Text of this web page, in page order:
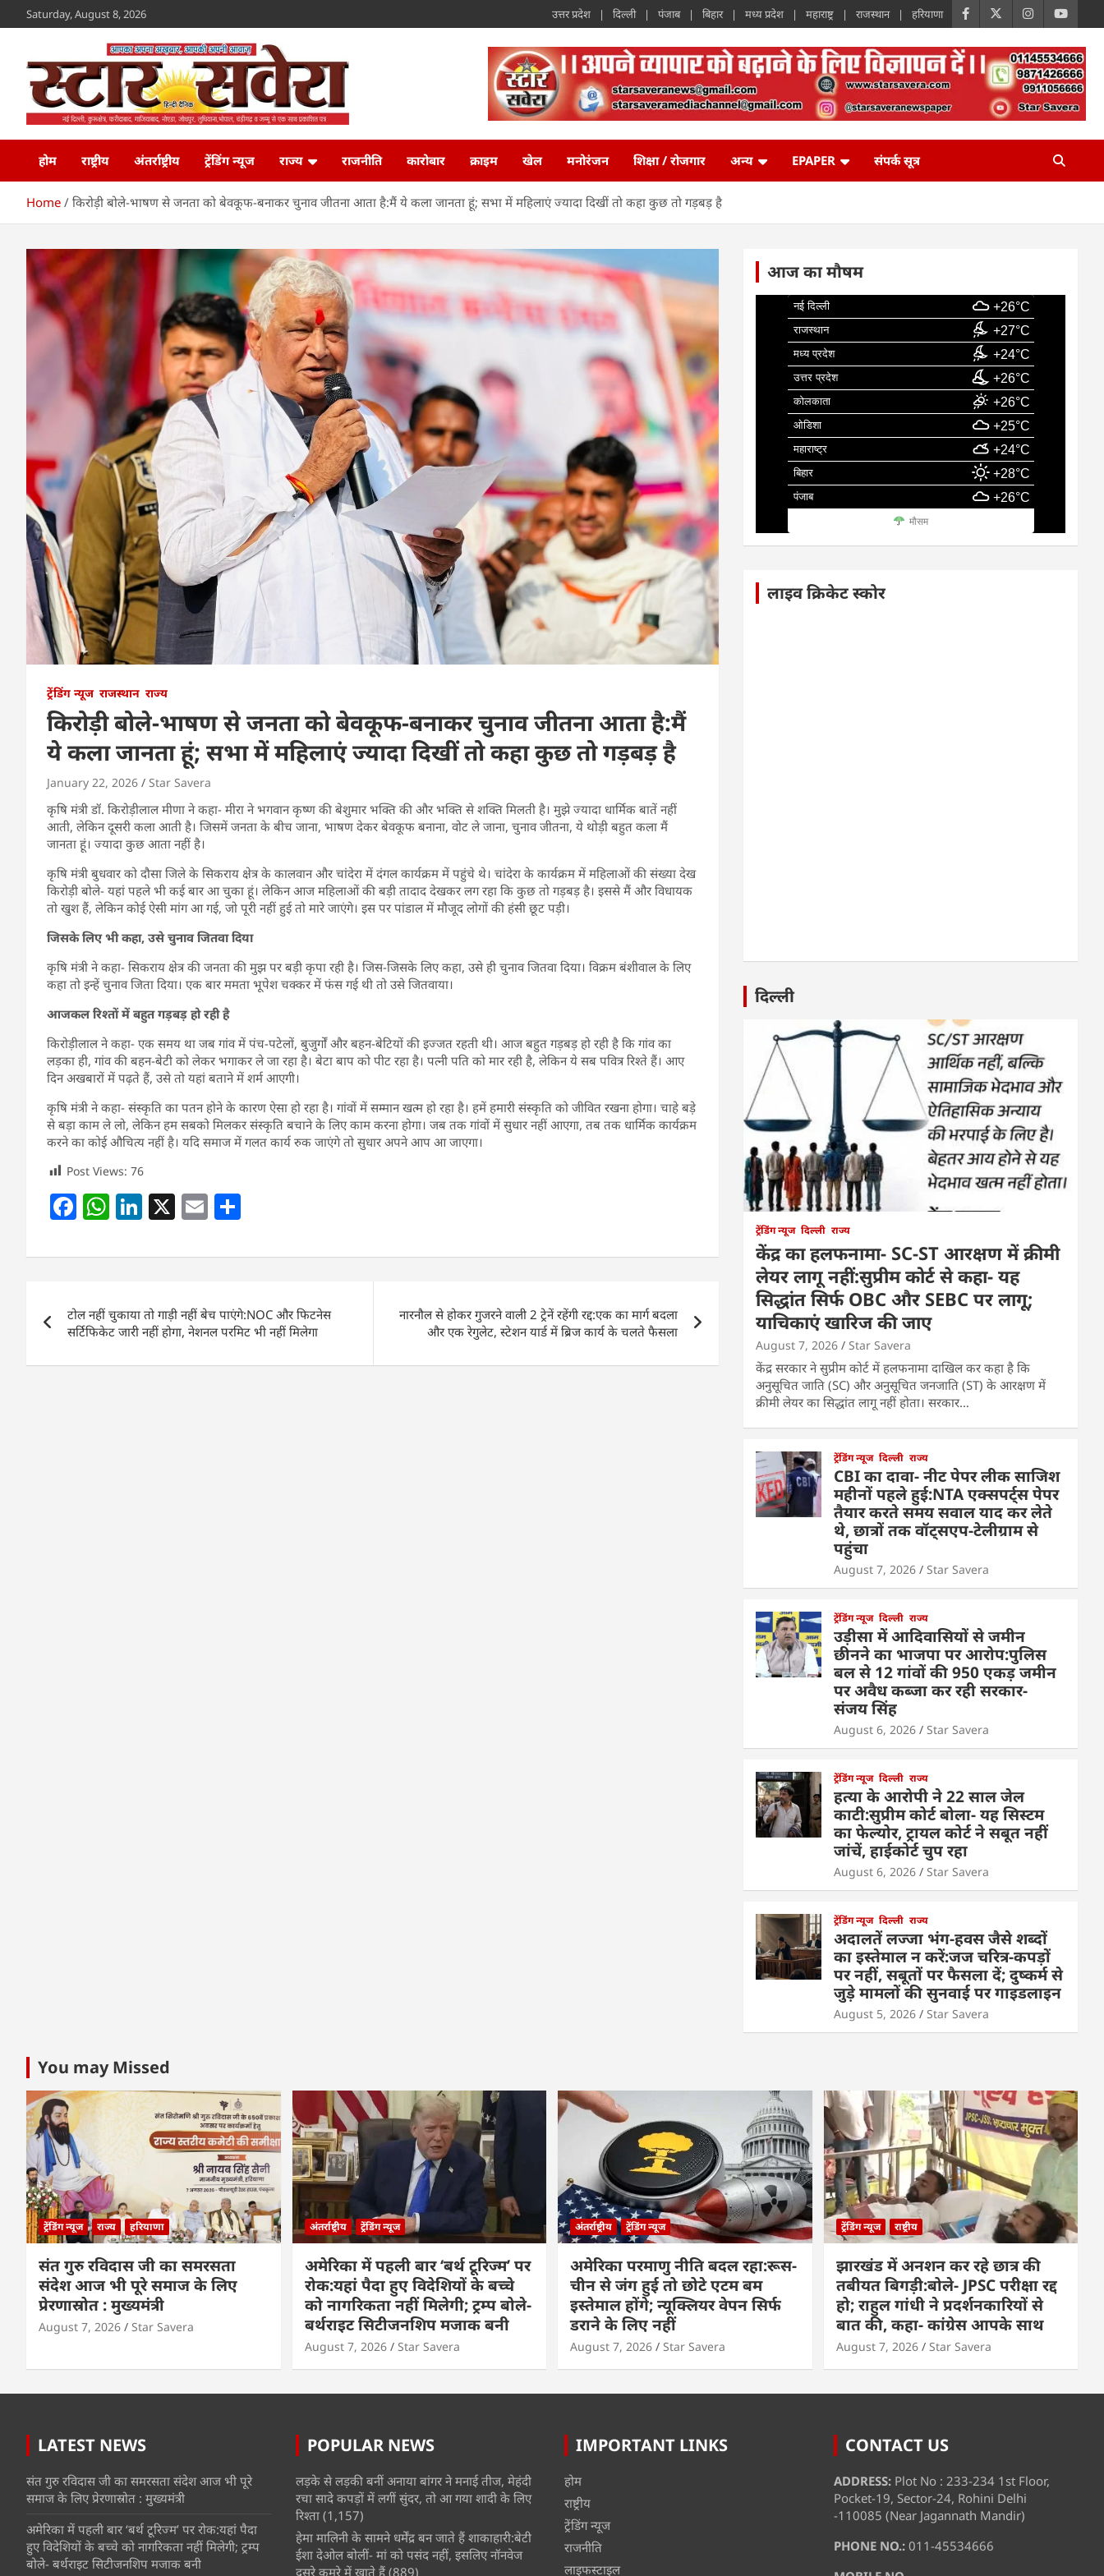
to
Saturday, August 8, 2026 उत्तर प्रदेश दिल्ली पंजाब बिहार मध्य प्रदेश महाराष्ट्र राजस्थान हरियाणा
Star Savera
होम
राष्ट्रीय अंतर्राष्ट्रीय ट्रेंडिंग न्यूज राज्य राजनीति कारोबार क्राइम खेल मनोरंजन शिक्षा / रोजगार अन्य EPAPER संपर्क सूत्र
Home किरोड़ी बोले-भाषण से जनता को बेवकूफ-बनाकर चुनाव जीतना आता है:मैं ये कला जानता हूं; सभा में महिलाएं ज्यादा दिखीं तो कहा कुछ तो गड़बड़ है
ट्रेंडिंग न्यूज राजस्थान राज्य
किरोड़ी बोले-भाषण से जनता को बेवकूफ-बनाकर चुनाव जीतना आता है:मैं
ये कला जानता हूं; सभा में महिलाएं ज्यादा दिखीं तो कहा कुछ तो गड़बड़ है
January 22, 2026 Star Savera
कृषि मंत्री डॉ. किरोड़ीलाल मीणा ने कहा- मीरा ने भगवान कृष्ण की बेशुमार भक्ति की और भक्ति से शक्ति मिलती है। मुझे ज्यादा धार्मिक बातें नहीं
आती, लेकिन दूसरी कला आती है। जिसमें जनता के बीच जाना, भाषण देकर बेवकूफ बनाना, वोट ले जाना, चुनाव जीतना, ये थोड़ी बहुत कला मैं
जानता हूं। ज्यादा कुछ आता नहीं है।
कृषि मंत्री बुधवार को दौसा जिले के सिकराय क्षेत्र के कालवान और चांदेरा में दंगल कार्यक्रम में पहुंचे थे। चांदेरा के कार्यक्रम में महिलाओं की संख्या देख
किरोड़ी बोले- यहां पहले भी कई बार आ चुका हूं। लेकिन आज महिलाओं की बड़ी तादाद देखकर लग रहा कि कुछ तो गड़बड़ है। इससे मैं और विधायक
तो खुश हैं, लेकिन कोई ऐसी मांग आ गई, जो पूरी नहीं हुई तो मारे जाएंगे। इस पर पांडाल में मौजूद लोगों की हंसी छूट पड़ी।
जिसके लिए भी कहा, उसे चुनाव जितवा दिया
कृषि मंत्री ने कहा- सिकराय क्षेत्र की जनता की मुझ पर बड़ी कृपा रही है। जिस-जिसके लिए कहा, उसे ही चुनाव जितवा दिया। विक्रम बंशीवाल के लिए
कहा तो इन्हें चुनाव जिता दिया। एक बार ममता भूपेश चक्कर में फंस गई थी तो उसे जितवाया।
आजकल रिश्तों में बहुत गड़बड़ हो रही है
किरोड़ीलाल ने कहा- एक समय था जब गांव में पंच-पटेलों, बुजुर्गों और बहन-बेटियों की इज्जत रहती थी। आज बहुत गड़बड़ हो रही है कि गांव का
लड़का ही, गांव की बहन-बेटी को लेकर भगाकर ले जा रहा है। बेटा बाप को पीट रहा है। पत्नी पति को मार रही है, लेकिन ये सब पवित्र रिश्ते हैं। आए
दिन अखबारों में पढ़ते हैं, उसे तो यहां बताने में शर्म आएगी।
कृषि मंत्री ने कहा- संस्कृति का पतन होने के कारण ऐसा हो रहा है। गांवों में सम्मान खत्म हो रहा है। हमें हमारी संस्कृति को जीवित रखना होगा। चाहे बड़े
से बड़ा काम ले लो, लेकिन हम सबको मिलकर संस्कृति बचाने के लिए काम करना होगा। जब तक गांवों में सुधार नहीं आएगा, तब तक धार्मिक कार्यक्रम
करने का कोई औचित्य नहीं है। यदि समाज में गलत कार्य रुक जाएंगे तो सुधार अपने आप आ जाएगा।
Post Views: 76
F
c
b
o
o
W
at
A
p
p
Li
k
dI
n
X E
ai ar
navigation
टोल नहीं चुकाया तो गाड़ी नहीं बेच पाएंगे:NOC और फिटनेस
सर्टिफिकेट जारी नहीं होगा, नेशनल परमिट भी नहीं मिलेगा
नारनौल से होकर गुजरने वाली 2 ट्रेनें रहेंगी रद्द:एक का मार्ग बदला
और एक रेगुलेट, स्टेशन यार्ड में ब्रिज कार्य के चलते फैसला
आज का मौषम
नई दिल्ली +26°C
राजस्थान +27°C
मध्य प्रदेश +24°C
उत्तर प्रदेश +26°C
कोलकाता +26°C
ओडिशा +25°C
महाराष्ट्र +24°C
बिहार +28°C
पंजाब +26°C
मौसम
लाइव क्रिकेट स्कोर
दिल्ली
ट्रेंडिंग न्यूज दिल्ली राज्य
केंद्र का हलफनामा- SC-ST आरक्षण में क्रीमी
लेयर लागू नहीं:सुप्रीम कोर्ट से कहा- यह
सिद्धांत सिर्फ OBC और SEBC पर लागू;
याचिकाएं खारिज की जाए
August 7, 2026 Star Savera
केंद्र सरकार ने सुप्रीम कोर्ट में हलफनामा दाखिल कर कहा है कि
अनुसूचित जाति (SC) और अनुसूचित जनजाति (ST) के आरक्षण में
क्रीमी लेयर का सिद्धांत लागू नहीं होता। सरकार…
ट्रेंडिंग न्यूज दिल्ली राज्य
CBI का दावा- नीट पेपर लीक साजिश
महीनों पहले हुई:NTA एक्सपर्ट्स पेपर
तैयार करते समय सवाल याद कर लेते
थे, छात्रों तक वॉट्सएप-टेलीग्राम से
पहुंचा
August 7, 2026 Star Savera
ट्रेंडिंग न्यूज दिल्ली राज्य
उड़ीसा में आदिवासियों से जमीन
छीनने का भाजपा पर आरोप:पुलिस
बल से 12 गांवों की 950 एकड़ जमीन
पर अवैध कब्जा कर रही सरकार-
संजय सिंह
August 6, 2026 Star Savera
ट्रेंडिंग न्यूज दिल्ली राज्य
हत्या के आरोपी ने 22 साल जेल
काटी:सुप्रीम कोर्ट बोला- यह सिस्टम
का फेल्योर, ट्रायल कोर्ट ने सबूत नहीं
जांचें, हाईकोर्ट चुप रहा
August 6, 2026 Star Savera
ट्रेंडिंग न्यूज दिल्ली राज्य
अदालतें लज्जा भंग-हवस जैसे शब्दों
का इस्तेमाल न करें:जज चरित्र-कपड़ों
पर नहीं, सबूतों पर फैसला दें; दुष्कर्म से
जुड़े मामलों की सुनवाई पर गाइडलाइन
August 5, 2026 Star Savera
You may Missed
ट्रेंडिंग न्यूज राज्य हरियाणा
संत गुरु रविदास जी का समरसता
संदेश आज भी पूरे समाज के लिए
प्रेरणास्रोत : मुख्यमंत्री
August 7, 2026 Star Savera
अंतर्राष्ट्रीय ट्रेंडिंग न्यूज
अमेरिका में पहली बार ‘बर्थ टूरिज्म’ पर
रोक:यहां पैदा हुए विदेशियों के बच्चे
को नागरिकता नहीं मिलेगी; ट्रम्प बोले-
बर्थराइट सिटीजनशिप मजाक बनी
August 7, 2026 Star Savera
अंतर्राष्ट्रीय ट्रेंडिंग न्यूज
अमेरिका परमाणु नीति बदल रहा:रूस-
चीन से जंग हुई तो छोटे एटम बम
इस्तेमाल होंगे; न्यूक्लियर वेपन सिर्फ
डराने के लिए नहीं
August 7, 2026 Star Savera
ट्रेंडिंग न्यूज राष्ट्रीय
झारखंड में अनशन कर रहे छात्र की
तबीयत बिगड़ी:बोले- JPSC परीक्षा रद्द
हो; राहुल गांधी ने प्रदर्शनकारियों से
बात की, कहा- कांग्रेस आपके साथ
August 7, 2026 Star Savera
LATEST NEWS
संत गुरु रविदास जी का समरसता संदेश आज भी पूरे
समाज के लिए प्रेरणास्रोत : मुख्यमंत्री
अमेरिका में पहली बार ‘बर्थ टूरिज्म’ पर रोक:यहां पैदा
हुए विदेशियों के बच्चे को नागरिकता नहीं मिलेगी; ट्रम्प
बोले- बर्थराइट सिटीजनशिप मजाक बनी
POPULAR NEWS
लड़के से लड़की बनीं अनाया बांगर ने मनाई तीज, मेहंदी
रचा सादे कपड़ों में लगीं सुंदर, तो आ गया शादी के लिए
रिश्ता (1,157)
हेमा मालिनी के सामने धर्मेंद्र बन जाते हैं शाकाहारी:बेटी
ईशा देओल बोलीं- मां को पसंद नहीं, इसलिए नॉनवेज
दूसरे कमरे में खाते हैं (889)
IMPORTANT LINKS
होम
राष्ट्रीय
ट्रेंडिंग न्यूज
राजनीति
लाइफस्टाइल
CONTACT US
ADDRESS: Plot No : 233-234 1st Floor,
Pocket-19, Sector-24, Rohini Delhi
-110085 (Near Jagannath Mandir)
PHONE NO.: 011-45534666